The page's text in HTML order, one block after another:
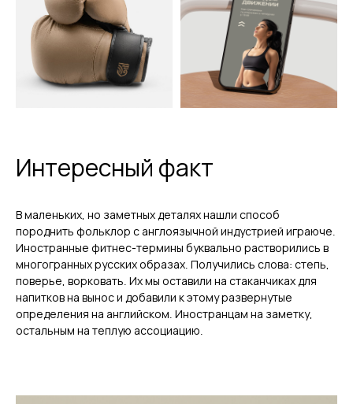
Интересный факт
В маленьких, но заметных деталях нашли способ
породнить фольклор с англоязычной индустрией играюче.
Иностранные фитнес-термины буквально растворились в
многогранных русских образах. Получились слова: степь,
поверье, ворковать. Их мы оставили на стаканчиках для
напитков на вынос и добавили к этому развернутые
определения на английском. Иностранцам на заметку,
остальным на теплую ассоциацию.